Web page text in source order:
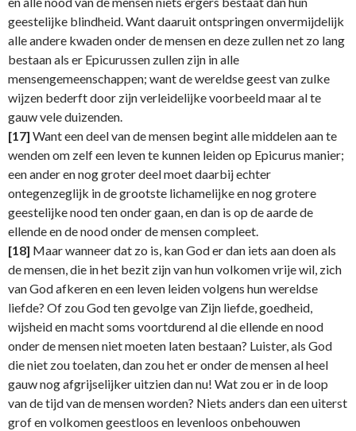
geestelijke blindheid. Want daaruit ontspringen onvermijdelijk
alle andere kwaden onder de mensen en deze zullen net zo lang
bestaan als er Epicurussen zullen zijn in alle
mensengemeenschappen; want de wereldse geest van zulke
wijzen bederft door zijn verleidelijke voorbeeld maar al te
gauw vele duizenden.
[17] Want een deel van de mensen begint alle middelen aan te
wenden om zelf een leven te kunnen leiden op Epicurus manier;
een ander en nog groter deel moet daarbij echter
ontegenzeglijk in de grootste lichamelijke en nog grotere
geestelijke nood ten onder gaan, en dan is op de aarde de
ellende en de nood onder de mensen compleet.
[18] Maar wanneer dat zo is, kan God er dan iets aan doen als
de mensen, die in het bezit zijn van hun volkomen vrije wil, zich
van God afkeren en een leven leiden volgens hun wereldse
liefde? Of zou God ten gevolge van Zijn liefde, goedheid,
wijsheid en macht soms voortdurend al die ellende en nood
onder de mensen niet moeten laten bestaan? Luister, als God
die niet zou toelaten, dan zou het er onder de mensen al heel
gauw nog afgrijselijker uitzien dan nu! Wat zou er in de loop
van de tijd van de mensen worden? Niets anders dan een uiterst
grof en volkomen geestloos en levenloos onbehouwen